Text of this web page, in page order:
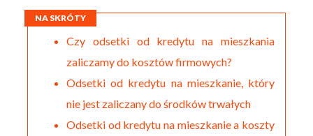
NA SKRÓTY
Czy odsetki od kredytu na mieszkania
zaliczamy do kosztów firmowych?
Odsetki od kredytu na mieszkanie, który
nie jest zaliczany do środków trwałych
Odsetki od kredytu na mieszkanie a koszty